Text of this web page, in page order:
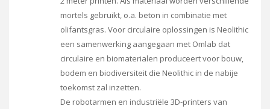
mortels gebruikt, o.a. beton in combinatie met
olifantsgras. Voor circulaire oplossingen is Neolithic
een samenwerking aangegaan met Omlab dat
circulaire en biomaterialen produceert voor bouw,
bodem en biodiversiteit die Neolithic in de nabije
toekomst zal inzetten.
De robotarmen en industriële 3D-printers van